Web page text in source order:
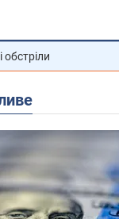
обстріли